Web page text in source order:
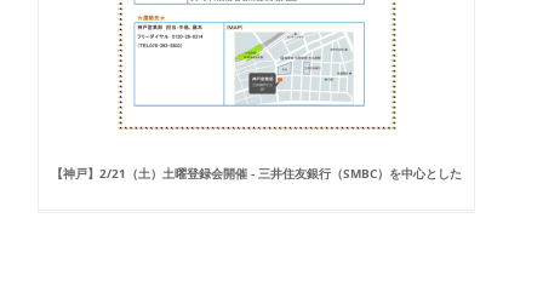
【神戸】2/21（土）土曜登録会開催 - 三井住友銀行（SMBC）を中心とした